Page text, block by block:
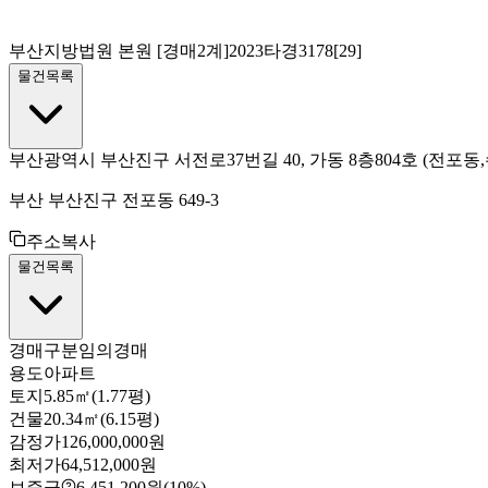
부산지방법원 본원 [경매2계]2023타경3178[29]
물건목록
부산광역시 부산진구 서전로37번길 40, 가동 8층804호 (전포동
부산 부산진구 전포동 649-3
주소복사
물건목록
경매구분임의경매
용도아파트
토지 5.85㎡(1.77평)
건물20.34㎡(6.15평)
감정가126,000,000원
최저가64,512,000원